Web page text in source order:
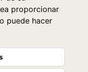
proporcionar
puede hacer